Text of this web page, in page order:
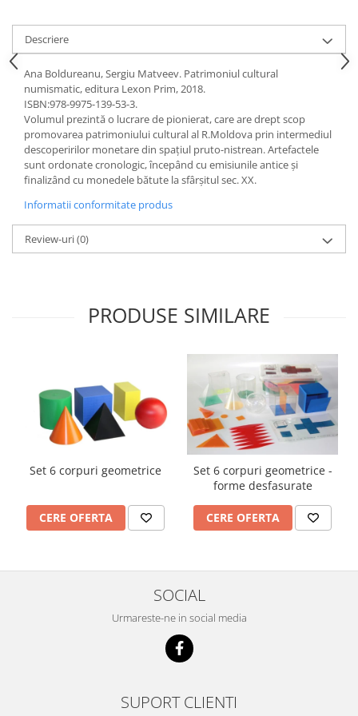
Panouri Afisare
Table magnetice din sticla
Descriere
Ana Boldureanu, Sergiu Matveev. Patrimoniul cultural
numismatic, editura Lexon Prim, 2018.
ISBN:978-9975-139-53-3.
Volumul prezintă o lucrare de pionierat, care are drept scop
promovarea patrimoniului cultural al R.Moldova prin intermediul
descoperirilor monetare din spațiul pruto-nistrean. Artefactele
sunt ordonate cronologic, începând cu emisiunile antice şi
finalizând cu monedele bătute la sfârşitul sec. XX.
Informatii conformitate produs
Review-uri(0)
PRODUSE SIMILARE
Set 6 corpuri geometrice
CERE OFERTA
Set 6 corpuri geometrice -
forme desfasurate
CERE OFERTA
SOCIAL
Urmareste-ne in social media
SUPORT CLIENTI